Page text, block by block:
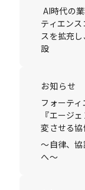
AI時代の
ティエン
スを拡充
設
フォーテ
『エージ
変させる
～自律、
へ〜
お知らせ